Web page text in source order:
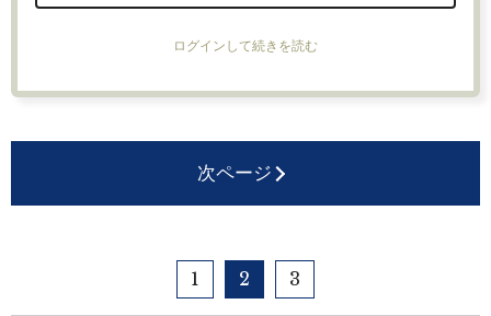
ログインして続きを読む
次ページ
1 2 3